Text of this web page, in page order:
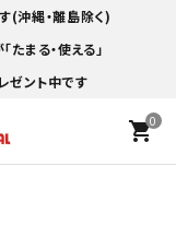
沖縄・離島除く)
まる・使える」
ゼント中です
0
shopping_cart